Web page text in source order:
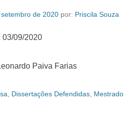
de 2020 por: Priscila Souza
03/09/2020
Paiva Farias
Dissertações Defendidas Mestrado